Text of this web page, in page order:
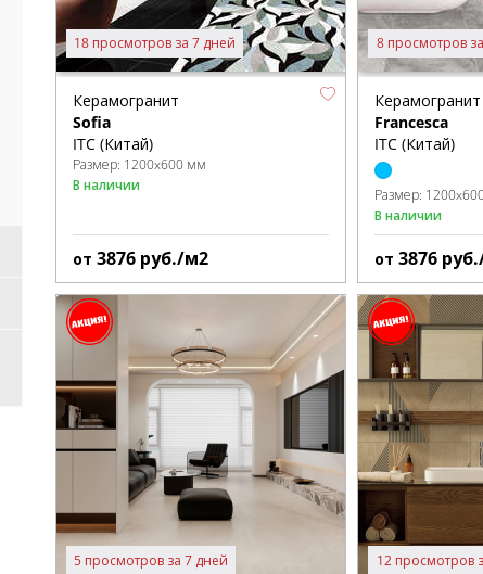
18 просмотров за 7 дней
Керамогранит
Sofia
ITC (Китай)
Размер: 1200x600 мм
В наличии
от 3876 руб./м2
8 просмотров
Керамогранит
Francesca
ITC (Китай)
Размер:
В наличии
от3876
5 просмотров за 7 дней 12 просмотров